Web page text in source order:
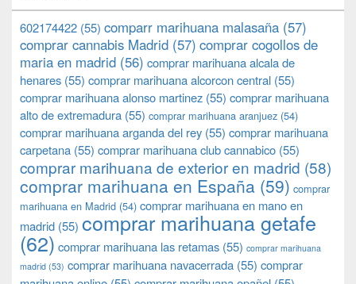
602174422 (55) comparr marihuana malasaña (57)
comprar cannabis Madrid (57) comprar cogollos de
maria en madrid (56) comprar marihuana alcala de
henares (55) comprar marihuana alcorcon central (55)
comprar marihuana alonso martinez (55) comprar marihuana
alto de extremadura (55) comprar marihuana aranjuez (54)
comprar marihuana arganda del rey (55) comprar marihuana
carpetana (55) comprar marihuana club cannabico (55)
comprar marihuana de exterior en madrid (58)
comprar marihuana en España (59) comprar
marihuana en Madrid (54) comprar marihuana en mano en
madrid (55) comprar marihuana getafe
(62) comprar marihuana las retamas (55) comprar marihuana
madrid (53) comprar marihuana navacerrada (55) comprar